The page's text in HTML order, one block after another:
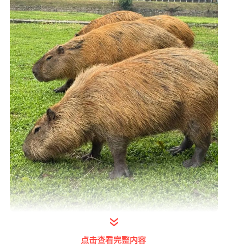
卡皮巴拉
其实卡皮巴拉也叫水豚，南美洲是卡皮巴拉的
点击查看完整内容